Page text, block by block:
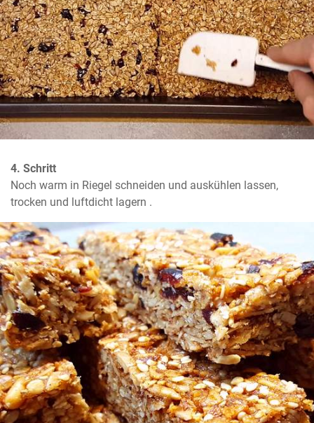
4. Schritt
Noch warm in Riegel schneiden und auskühlen lassen,
trocken und luftdicht lagern .